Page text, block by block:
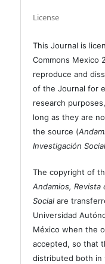
License
This Journal is
Commons Mexico
reproduce and
of the Journal for
research
long as they are
the source (
Investigación
The copyright of
Andamios, Revista
Social are
Universidad
México when the
accepted, so that
distributed both in